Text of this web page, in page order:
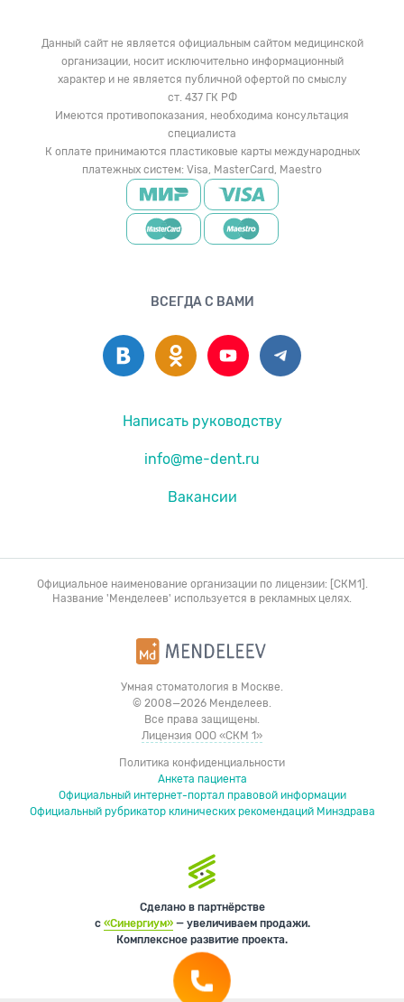
Данный сайт не является официальным сайтом медицинской
организации, носит исключительно информационный
характер и не является публичной офертой по смыслу
ст. 437 ГК РФ
Имеются противопоказания, необходима консультация
специалиста
К оплате принимаются пластиковые карты международных
платежных систем: Visa, MasterCard, Maestro
ВСЕГДА С ВАМИ
Написать руководству
info@me-dent.ru
Вакансии
Официальное наименование организации по лицензии: [СКМ1].
Название 'Менделеев' используется в рекламных целях.
Умная стоматология в Москве.
© 2008—2026 Менделеев.
Все права защищены.
Лицензия ООО «СКМ 1»
Политика конфиденциальности
Анкета пациента
Официальный интернет-портал правовой информации
Официальный рубрикатор клинических рекомендаций Минздрава
Сделано в партнёрстве
с «Синергиум»— увеличиваем продажи.
Комплексное развитие проекта.